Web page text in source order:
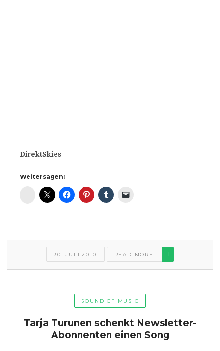
DirektSkies
Weitersagen:
Diaspora*
30. JULI 2010 READ MORE
SOUND OF MUSIC
Tarja Turunen schenkt Newsletter-
Abonnenten einen Song